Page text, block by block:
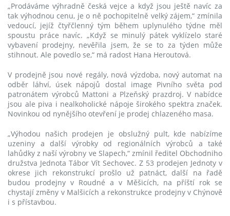
„Prodáváme výhradně česká vejce a když jsou ještě navíc za
tak výhodnou cenu, je o ně pochopitelně velký zájem,“ zmínila
vedoucí, jejíž čtyřčlenný tým během uplynulého týdne měl
spoustu práce navíc. „Když se minulý pátek vyklízelo staré
vybavení prodejny, nevěřila jsem, že se to za týden může
stihnout. Ale povedlo se,“ má radost Hana Heroutová.
V prodejně jsou nové regály, nová výzdoba, nový automat na
odběr láhví, úsek nápojů dostal image Pivního světa pod
patronátem výrobců Mattoni a Plzeňský prazdroj. V nabídce
jsou ale piva i nealkoholické nápoje širokého spektra značek.
Novinkou od nynějšího otevření je prodej chlazeného masa.
„Výhodou našich prodejen je obslužný pult, kde nabízíme
uzeniny a další výrobky od regionálních výrobců a také
lahůdky z naší výrobny ve Slapech,“ zmínil ředitel Obchodniho
družstva Jednota Tábor Vít Sechovec. Z 53 prodejen Jednoty v
okrese jich rekonstrukcí prošlo už patnáct, další na řadě
budou prodejny v Roudné a v Měšicích, na příští rok se
chystají změny v Malšicích a rekonstrukce prodejny v Chýnově
i s přístavbou.